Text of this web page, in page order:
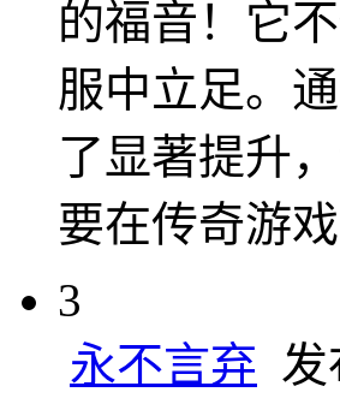
的福音！它
服中立足。
了显著提升
要在传奇游
3
永不言弃 发